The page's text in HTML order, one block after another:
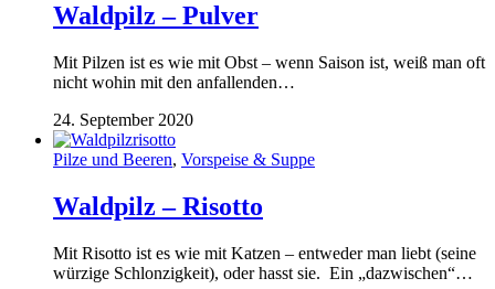
Waldpilz – Pulver
Mit Pilzen ist es wie mit Obst – wenn Saison ist, weiß man oft
nicht wohin mit den anfallenden…
24. September 2020
Pilze und Beeren, Vorspeise & Suppe
Waldpilz – Risotto
Mit Risotto ist es wie mit Katzen – entweder man liebt (seine
würzige Schlonzigkeit), oder hasst sie. Ein „dazwischen“…